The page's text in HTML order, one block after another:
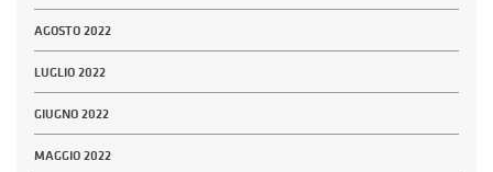
AGOSTO 2022
LUGLIO 2022
GIUGNO 2022
MAGGIO 2022